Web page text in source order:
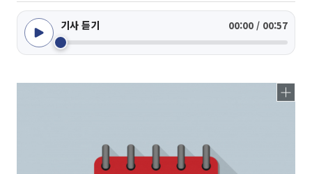
기사 듣기 00:00 / 00:57